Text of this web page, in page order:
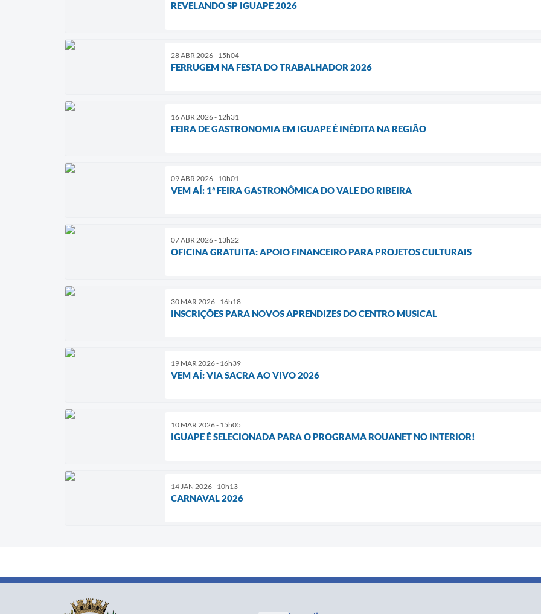
REVELANDO SP IGUAPE 2026
28 ABR 2026 - 15h04
FERRUGEM NA FESTA DO TRABALHADOR 2026
16 ABR 2026 - 12h31
FEIRA DE GASTRONOMIA EM IGUAPE É INÉDITA NA REGIÃO
09 ABR 2026 - 10h01
VEM AÍ: 1ª FEIRA GASTRONÔMICA DO VALE DO RIBEIRA
07 ABR 2026 - 13h22
OFICINA GRATUITA: APOIO FINANCEIRO PARA PROJETOS CULTURAIS
30 MAR 2026 - 16h18
INSCRIÇÕES PARA NOVOS APRENDIZES DO CENTRO MUSICAL
19 MAR 2026 - 16h39
VEM AÍ: VIA SACRA AO VIVO 2026
10 MAR 2026 - 15h05
IGUAPE É SELECIONADA PARA O PROGRAMA ROUANET NO INTERIOR!
14 JAN 2026 - 10h13
CARNAVAL 2026